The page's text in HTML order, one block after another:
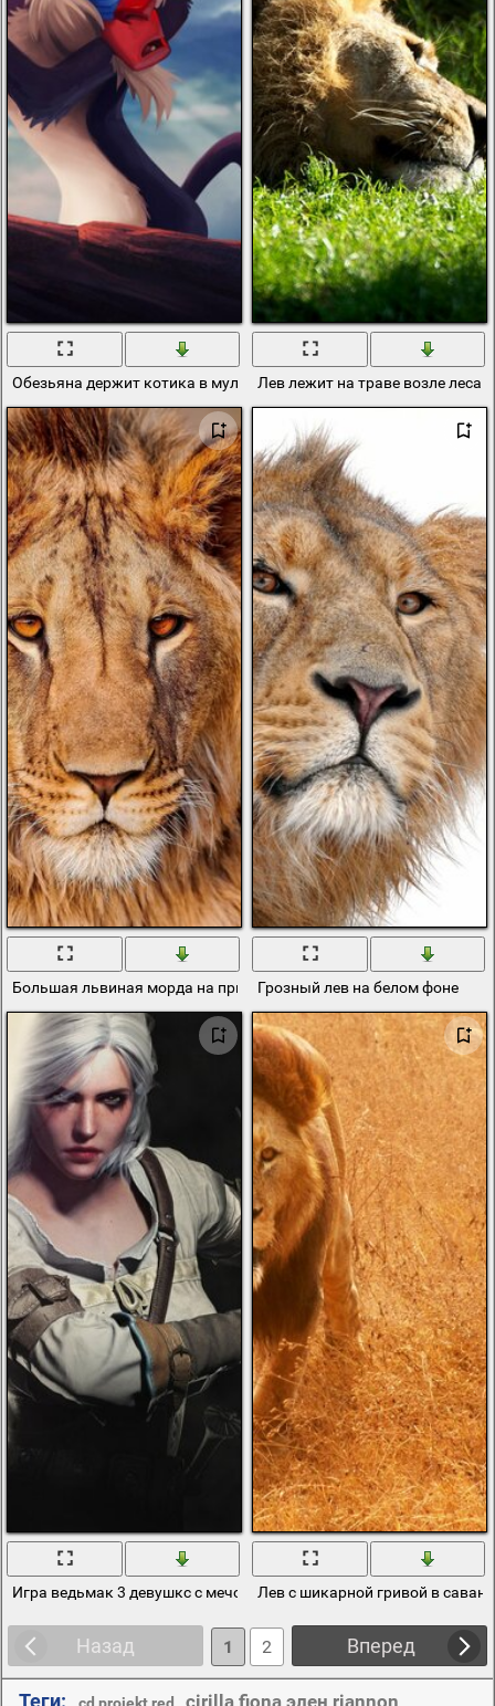
Обезьяна держит котика в мультфильме Король Лев
Лев лежит на траве возле леса
Большая львиная морда на природеГрозный лев на белом фоне
Игра ведьмак 3 девушкс с мечом на охотеЛев с шикарной гривой в
Назад Вперед
1 2
Теги: cirilla fiona элен riannon